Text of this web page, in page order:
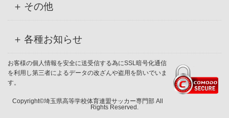
その他
各種お知らせ
お客様の個人情報を安全に送受信する為にSSL暗号化通信
を利用し第三者によるデータの改ざんや盗用を防いでいま
す。
Copyright©埼玉県高等学校体育連盟サッカー専門部 All
Rights Reserved.